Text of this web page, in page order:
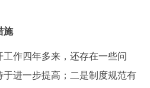
施
作四年多来，还存在一些问
进一步提高；二是制度规范有